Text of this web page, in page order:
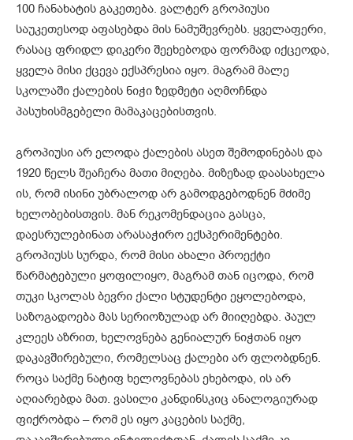
100 ჩანახატის გაკეთება. ვალტერ გროპიუსი
საუკეთესოდ აფასებდა მის ნამუშევრებს. ყველაფერი,
რასაც ფრიდლ დიკერი შეეხებოდა ფორმად იქცეოდა,
ყველა მისი ქცევა ექსპრესია იყო. მაგრამ მალე
სკოლაში ქალების ნიჭი ზედმეტი აღმოჩნდა
პასუხისმგებელი მამაკაცებისთვის.
გროპიუსი არ ელოდა ქალების ასეთ შემოდინებას და
1920 წელს შეაჩერა მათი მიღება. მიზეზად დაასახელა
ის, რომ ისინი უბრალოდ არ გამოდგებოდნენ მძიმე
ხელობებისთვის. მან რეკომენდაცია გასცა,
დაესრულებინათ არასაჭირო ექსპერიმენტები.
გროპიუსს სურდა, რომ მისი ახალი პროექტი
წარმატებული ყოფილიყო, მაგრამ თან იცოდა, რომ
თუკი სკოლას ბევრი ქალი სტუდენტი ეყოლებოდა,
საზოგადოება მას სერიოზულად არ მიიღებდა. პაულ
კლეეს აზრით, ხელოვნება გენიალურ ნიჭთან იყო
დაკავშირებული, რომელსაც ქალები არ ფლობდნენ.
როცა საქმე ნატიფ ხელოვნებას ეხებოდა, ის არ
აღიარებდა მათ. ვასილი კანდინსკიც ანალოგიურად
ფიქრობდა – რომ ეს იყო კაცების საქმე,